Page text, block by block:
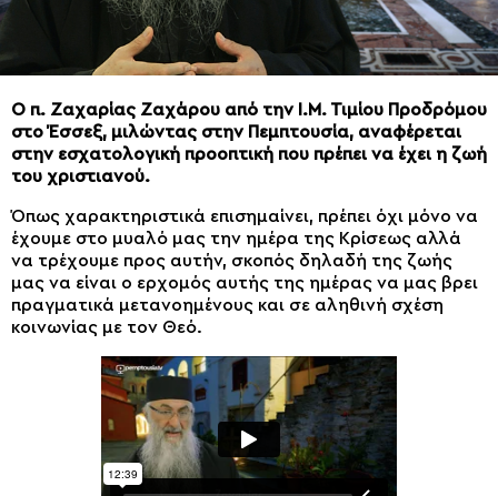
Ο π. Ζαχαρίας Ζαχάρου από την Ι.Μ. Τιμίου Προδρόμου
στο Έσσεξ, μιλώντας στην Πεμπτουσία, αναφέρεται
στην εσχατολογική προοπτική που πρέπει να έχει η ζωή
του χριστιανού.
Όπως χαρακτηριστικά επισημαίνει, πρέπει όχι μόνο να
έχουμε στο μυαλό μας την ημέρα της Κρίσεως αλλά
να τρέχουμε προς αυτήν, σκοπός δηλαδή της ζωής
μας να είναι ο ερχομός αυτής της ημέρας να μας βρει
πραγματικά μετανοημένους και σε αληθινή σχέση
κοινωνίας με τον Θεό.